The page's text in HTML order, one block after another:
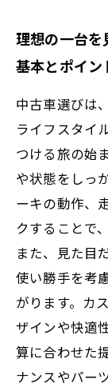
門店なら
理想のカ
古車選び
中古車選
ポイント
カスタム
する方法
理想の一台を
基本とポイン
中古車選びは
ライフスタイ
つける旅の始
や状態をしっ
ーキの動作、
クすることで
また、見た目
使い勝手を考
がります。カ
ザインや快適
算に合わせた
ナンスやパー